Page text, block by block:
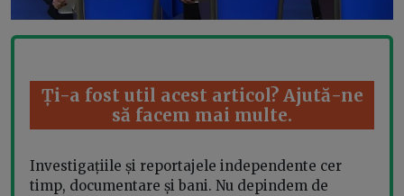
Ți-a fost util acest articol? Ajută-ne
să facem mai multe.
Investigațiile și reportajele independente cer
timp, documentare și bani. Nu depindem de